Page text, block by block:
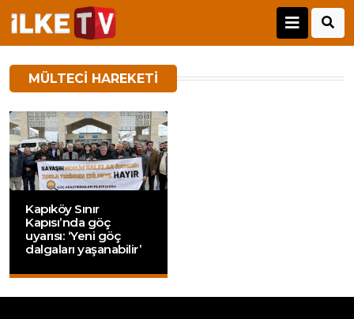
MÜLTECI HAREKETI
Kapıköy Sınır
Kapısı’nda göç
uyarısı: ‘Yeni göç
dalgaları yaşanabilir’